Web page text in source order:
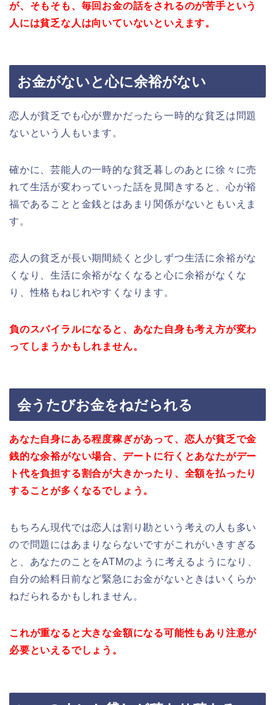
が、そもそも、毎回お金の話をされるのが苦手という
人には貧乏な人は向いていないといえます。
お金がないと心に余裕がない
恋人が貧乏でも心が豊かだったら一時的な貧乏は問題
ないという人もいます。
確かに、芸能人の一時的な貧乏暮しのあとに徐々に売
れて生活が変わっていった話を見聞きすると、心が裕
福であることと金銭とはあまり関係がないともいえま
す。
恋人の貧乏が長い期間続くと少しずつ生活に余裕がな
くなり、生活に余裕がなくなると心に余裕がなくな
り、性格もねじれやすくなります。
負のスパイラルになると、あなた自身も考え方が変わ
ってしまうかも しれません。
会うたびお金をねだられる
あなた自身にある程度稼ぎがあって、恋人が貧乏で金
銭的な余裕がない場合、 デートに行くとあなたがデー
ト代を負担する割合が大きかったり、全額を払ったり
することが多くなるでしょう。
もちろん現代では恋人は割り勘という考えの人も多い
ので問題にはあまりならないですがこれがいきすぎる
と、あなたのことをATMのように考えるようになり、
自分の給料日前など緊急にお金がないときはいくらか
ねだられるかもしれません。
これが重なると大きな金額になる可能性もあり注意が
必要といえるでしょう。